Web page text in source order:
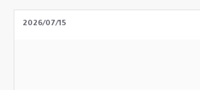
2026/07/15